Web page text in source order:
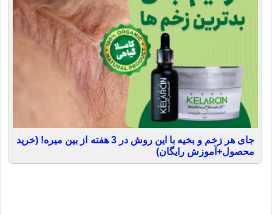
جای هر زخم و بخیه با این روش در 3 هفته از بین میره! (خرید
محصول+آموزش رایگان)